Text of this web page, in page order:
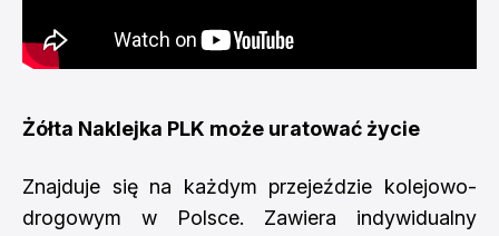
Żółta Naklejka PLK może uratować życie
Znajduje się na każdym przejeździe kolejowo-
drogowym w Polsce. Zawiera indywidualny